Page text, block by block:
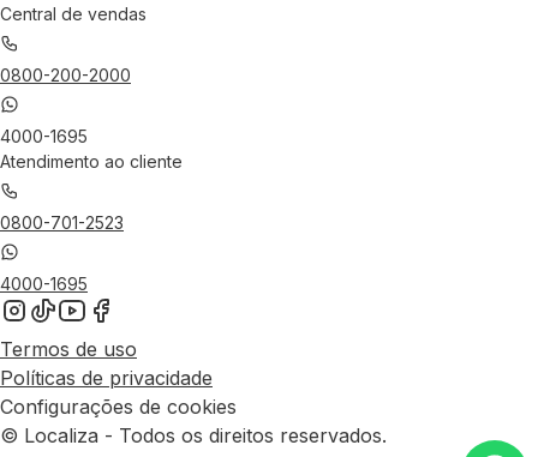
Central de vendas
0800-200-2000
4000-1695
Atendimento ao cliente
0800-701-2523
4000-1695
Termos de uso
Políticas de privacidade
Configurações de cookies
© Localiza - Todos os direitos reservados.